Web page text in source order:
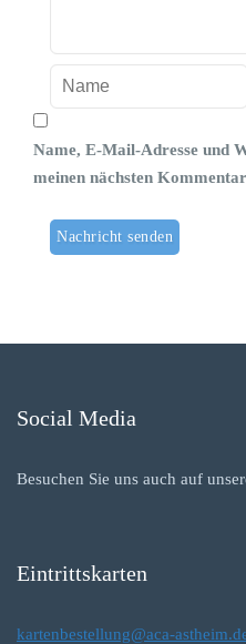
Name, E-Mail-Adresse und
meinen nächsten
Social Media
Besuchen Sie uns auch auf
Eintrittskarten
kartenbestellung@aca-